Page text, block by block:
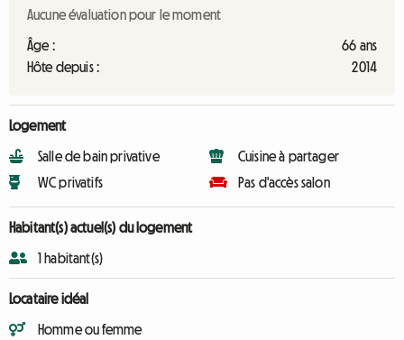
Aucune évaluation pour le moment
Âge :
66 ans
Hôte depuis :
2014
Logement
Salle de bain privative
WC privatifs
Cuisine à partager
Pas d'accès salon
Habitant(s) actuel(s) du logement
1 habitant(s)
Locataire idéal
Homme ou femme